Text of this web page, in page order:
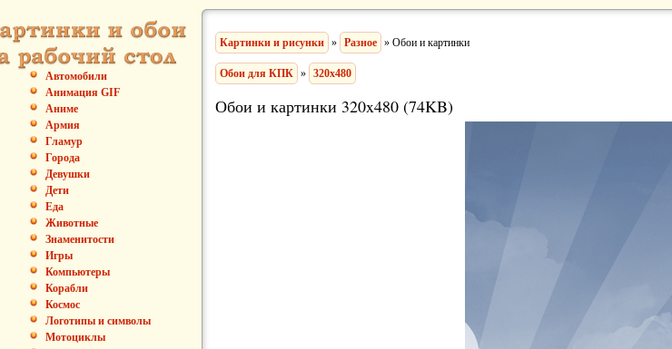
Автомобили
Анимация GIF
Аниме
Армия
Гламур
Города
Девушки
Дети
Еда
Животные
Знаменитости
Игры
Компьютеры
Корабли
Космос
Логотипы и символы
Мотоциклы
Картинки и рисунки » Разное » Обои и картинки
Обои для КПК » 320x480
Обои и картинки 320x480 (74KB)